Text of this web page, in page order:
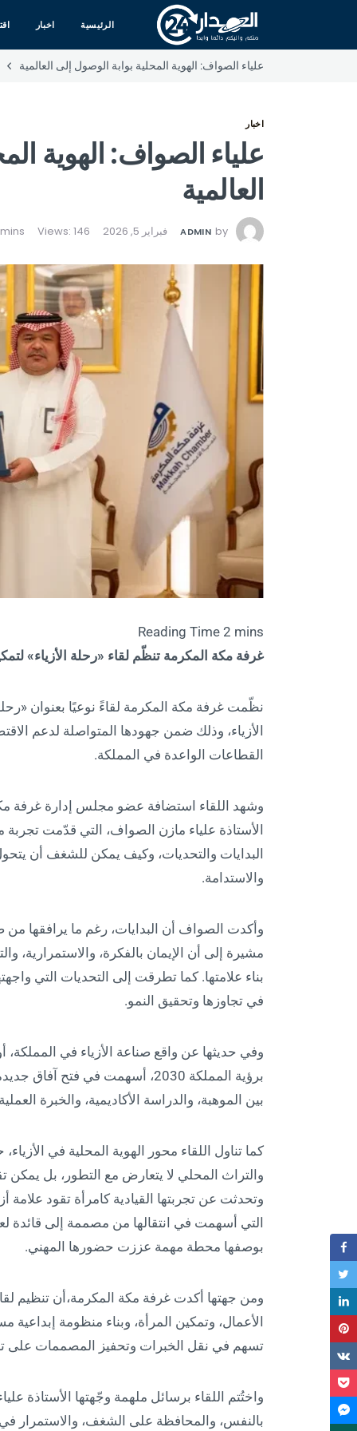
الرئيسية اخبار
علياء الصواف: الهوية المحلية بوابة الوصول إلى العالمية
اخبار
علياء الصواف: الهوية
العالمية
by
ADMIN فبراير 5, 2026 Views: 146
غرفة مكة المكرمة تنظّم لقاء «رحلة الأزياء»
نظّمت غرفة مكة المكرمة لقاءً نوعيًا بعنوان
الأزياء، وذلك ضمن جهودها المتواصلة لدعم
القطاعات الواعدة في المملكة.
وشهد اللقاء استضافة عضو مجلس إدارة غرفة
الأستاذة علياء مازن الصواف، التي قدّمت
البدايات والتحديات، وكيف يمكن للشغف أن
والاستدامة.
وأكدت الصواف أن البدايات، رغم ما يرافقها
مشيرة إلى أن الإيمان بالفكرة،
بناء علامتها. كما تطرقت إلى التحديات التي
في تجاوزها وتحقيق النمو.
وفي حديثها عن واقع صناعة الأزياء في
برؤية المملكة 2030، أسهمت في
بين الموهبة، والدراسة الأكاديمية، والخبرة
كما تناول اللقاء محور الهوية المحلية في
والتراث المحلي لا يتعارض مع التطور، بل
وتحدثت عن تجربتها القيادية كامرأة تقود
التي أسهمت في انتقالها من مصممة إلى قائدة
بوصفها محطة مهمة عززت حضورها المهني.
ومن جهتها أكدت غرفة مكة المكرمة،أن تنظيم
الأعمال، وتمكين المرأة، وبناء منظومة
تسهم في نقل الخبرات وتحفيز المصممات على
واختُتم اللقاء برسائل ملهمة وجّهتها الأستاذة
بالنفس، والمحافظة على الشغف، والاستمرار في